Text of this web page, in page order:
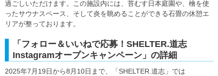
過ごしいただけます。この施設内には、苔むす日本庭園や、檜を使
ったサウナスペース、そして炎を眺めることができる石畳の休憩エ
リアが整っております。
「フォロー＆いいねで応募！SHELTER.道志
Instagramオープンキャンペーン」の詳細
2025年7月19日から8月10日まで、「SHELTER.道志」では